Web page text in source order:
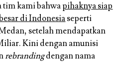
tim kami bahwapihaknya siap
di Indonesiaseperti
setelah mendapatkan
Kini dengan amunisi
rebrandingdengan nama